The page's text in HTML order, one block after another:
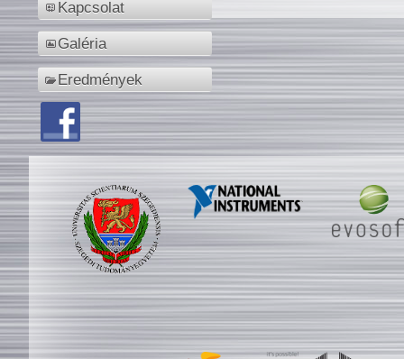
Kapcsolat
Galéria
Eredmények